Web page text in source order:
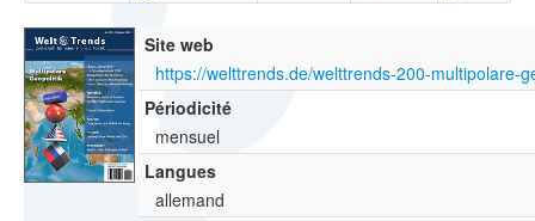
Site web
https://welttrends.de/welttrends-200-multipolare-
Périodicité
mensuel
Langues
allemand